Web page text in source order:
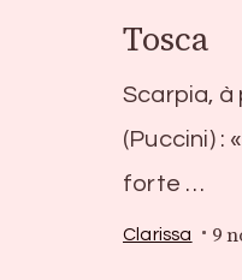
Tosca
Scarpia, à
(Puccini) :
forte …
Clarissa 9